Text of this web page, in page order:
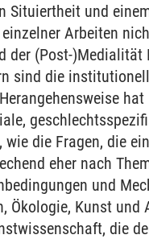
Situiertheit und
Arbeiten
(Post-)Medialität
sind die
die Fragen, die
eher nach
und
Ökologie, Kunst
die